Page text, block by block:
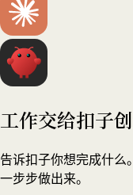
工作交给扣子
告诉扣子你想完成什么
一步步做出来。